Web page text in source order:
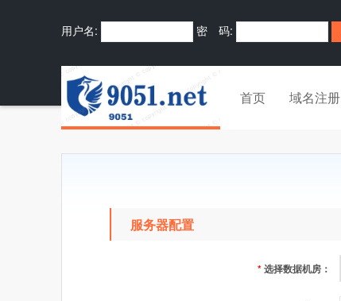
用户名: 密 码:
首页 域名注册
服务器配置
*选择数据机房：